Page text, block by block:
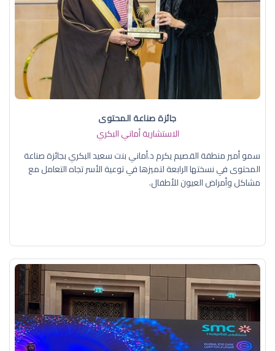
جائزة صناعة المحتوى
الاستشارية أماني البكري
سمو أمير منطقة القصيم يكرم د.أماني بنت سعيد البكري بجائزة صناعة
المحتوى في نسختها الرابعة لتميزها في توعية الأسر تجاه التعامل مع
مشاكل وأمراض العيون للأطفال.